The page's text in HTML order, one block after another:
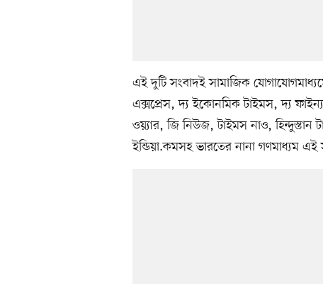
এই দুটি সংবাদই সামাজিক
এক্সপ্রেস, দ্য ইকোনমিক টাইমস, দ্য
ওয়্যার, জি নিউজ, টাইমস নাও,
ইন্ডিয়া.কমসহ ভারতের নানা গণমাধ্যম এই